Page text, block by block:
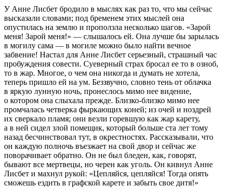
У Анне Лисбет бродило в мыслях как раз то, что мы сейчас
высказали словами; под бременем этих мыслей она
опустилась на землю и проползла несколько шагов. «Зарой
меня! Зарой меня!» — слышалось ей. Она лучше бы зарылась
в могилу сама — в могиле можно было найти вечное
забвение! Настал для Анне Лисбет серьезный, страшный час
пробуждения совести. Суеверный страх бросал ее то в озноб,
то в жар. Многое, о чем она никогда и думать не хотела,
теперь пришло ей на ум. Беззвучно, словно тень от облачка
в яркую лунную ночь, пронеслось мимо нее видение,
о котором она слыхала прежде. Близко-близко мимо нее
промчалась четверка фыркающих коней; из очей и ноздрей
их сверкало пламя; они везли горевшую как жар карету,
а в ней сидел злой помещик, который больше ста лет тому
назад бесчинствовал тут, в окрестностях. Рассказывали, что
он каждую полночь въезжает на свой двор и сейчас же
поворачивает обратно. Он не был бледен, как, говорят,
бывают все мертвецы, но черен как уголь. Он кивнул Анне
Лисбет и махнул рукой: «Цепляйся, цепляйся! Тогда опять
сможешь ездить в графской карете и забыть свое дитя!»